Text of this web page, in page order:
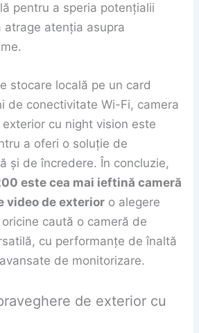
pentru a speria potențialii
atrage atenția asupra
stocare locală pe un card
de conectivitate Wi-Fi, camera
cu night vision este
a oferi o soluție de
și de încredere. În concluzie,
este cea mai ieftină cameră
video de exterioro alegere
caută o cameră de
cu performanțe de înaltă
de monitorizare.
de exterior cu